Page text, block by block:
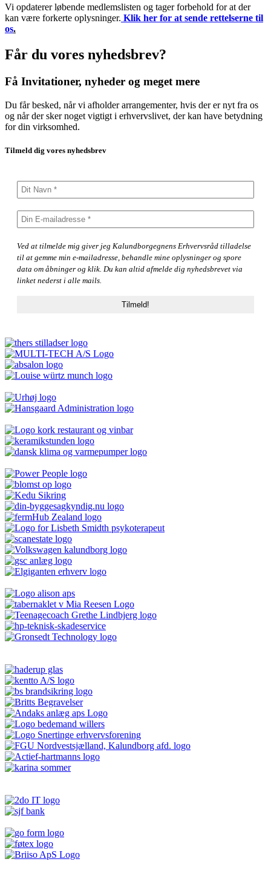
Vi opdaterer løbende medlemslisten og tager forbehold for at der
kan være forkerte oplysninger. Klik her for at sende rettelserne til
os.
Får du vores nyhedsbrev?
Få Invitationer, nyheder og meget mere
Du får besked, når vi afholder arrangementer, hvis der er nyt fra os
og når der sker noget vigtigt i erhvervslivet, der kan have betydning
for din virksomhed.
Tilmeld dig vores nyhedsbrev
Ved at tilmelde mig giver jeg Kalundborgegnens Erhvervsråd tilladelse
til at gemme min e-mailadresse, behandle mine oplysninger og spore
data om åbninger og klik. Du kan altid afmelde dig nyhedsbrevet via
linket nederst i alle mails.